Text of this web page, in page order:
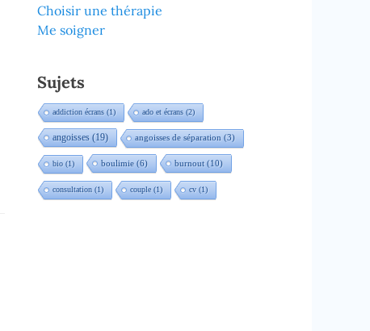
Choisir une thérapie
Me soigner
Sujets
addiction écrans (1) ado et écrans (2)
angoisses (19) angoisses de séparation (3)
bio (1) boulimie (6) burnout (10)
consultation (1) couple (1) cv(1)